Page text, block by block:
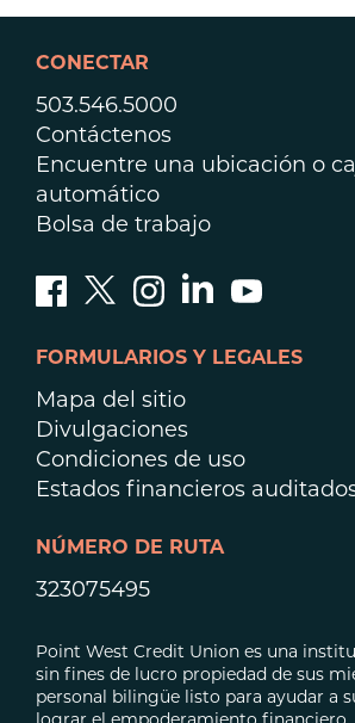
CONECTAR
503.546.5000
Contáctenos
Encuentre una ubicación o
automático
Bolsa de trabajo
FORMULARIOS Y LEGALES
Mapa del sitio
Divulgaciones
Condiciones de uso
Estados financieros
NÚMERO DE RUTA
323075495
Point West Credit Union es una
sin fines de lucro propiedad de sus
personal bilingüe listo para ayudar a